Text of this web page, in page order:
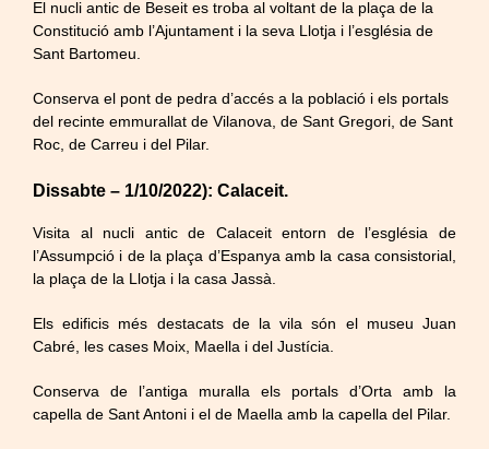
El nucli antic de Beseit es troba al voltant de la plaça de la
Constitució amb l’Ajuntament i la seva Llotja i l’església de
Sant Bartomeu.
Conserva el pont de pedra d’accés a la població i els portals
del recinte emmurallat de Vilanova, de Sant Gregori, de Sant
Roc, de Carreu i del Pilar.
Dissabte – 1/10/2022): Calaceit.
Visita al nucli antic de Calaceit entorn de l’església de
l’Assumpció i de la plaça d’Espanya amb la casa consistorial,
la plaça de la Llotja i la casa Jassà.
Els edificis més destacats de la vila són el museu Juan
Cabré, les cases Moix, Maella i del Justícia.
Conserva de l’antiga muralla els portals d’Orta amb la
capella de Sant Antoni i el de Maella amb la capella del Pilar.